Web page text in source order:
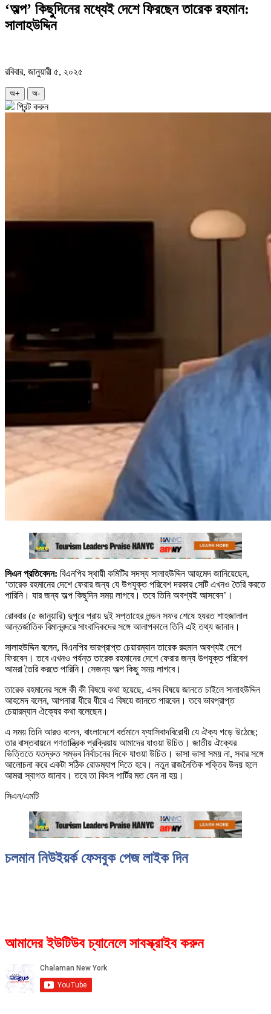
‘অল্প’ কিছুদিনের মধ্যেই দেশে ফিরছেন তারেক রহমান:
সালাহউদ্দিন
রবিবার, জানুয়ারী ৫, ২০২৫
অ+ অ-
প্রিন্ট করুন
সিএন প্রতিবেদন: বিএনপির স্থায়ী কমিটির সদস্য সালাহউদ্দিন আহমেদ জানিয়েছেন,
‘তারেক রহমানের দেশে ফেরার জন্য যে উপযুক্ত পরিবেশ দরকার সেটি এখনও তৈরি করতে
পারিনি। যার জন্য অল্প কিছুদিন সময় লাগবে। তবে তিনি অবশ্যই আসবেন’।
রোববার (৫ জানুয়ারি) দুপুরে প্রায় দুই সপ্তাহের লন্ডন সফর শেষে হযরত শাহজালাল
আন্তর্জাতিক বিমানবন্দরে সাংবাদিকদের সঙ্গে আলাপকালে তিনি এই তথ্য জানান।
সালাহউদ্দিন বলেন, বিএনপির ভারপ্রাপ্ত চেয়ারম্যান তারেক রহমান অবশ্যই দেশে
ফিরবেন। তবে এখনও পর্যন্ত তারেক রহমানের দেশে ফেরার জন্য উপযুক্ত পরিবেশ
আমরা তৈরি করতে পারিনি। সেজন্য অল্প কিছু সময় লাগবে।
তারেক রহমানের সঙ্গে কী কী বিষয়ে কথা হয়েছে, এসব বিষয়ে জানতে চাইলে সালাহউদ্দিন
আহমেদ বলেন, আপনারা ধীরে ধীরে এ বিষয়ে জানতে পারবেন। তবে ভারপ্রাপ্ত
চেয়ারম্যান ঐক্যের কথা বলেছেন।
এ সময় তিনি আরও বলেন, বাংলাদেশে বর্তমানে ফ্যাসিবাদবিরোধী যে ঐক্য গড়ে উঠেছে;
তার বাস্তবায়নে গণতান্ত্রিক প্রক্রিয়ায় আমাদের যাওয়া উচিত। জাতীয় ঐক্যের
ভিত্তিতে যতদ্রুত সম্ভব নির্বাচনের দিকে যাওয়া উচিত। ভাসা ভাসা সময় না, সবার সঙ্গে
আলোচনা করে একটা সঠিক রোডম্যাপ দিতে হবে। নতুন রাজনৈতিক শক্তির উদয় হলে
আমরা স্বাগত জানাব। তবে তা কিংস পার্টির মত যেন না হয়।
সিএন/এমটি
চলমান নিউইয়র্ক ফেসবুক পেজ লাইক দিন
আমাদের ইউটিউব চ্যানেলে সাবস্ক্রাইব করুন